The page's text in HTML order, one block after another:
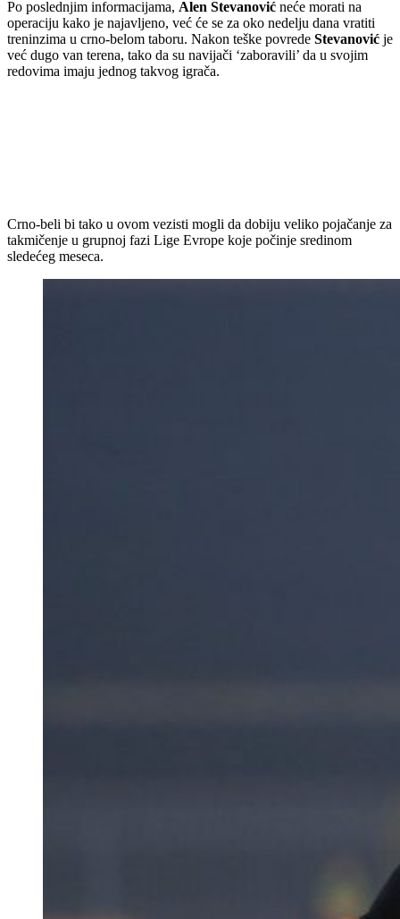
Po poslednjim informacijama, Alen Stevanović neće morati na
operaciju kako je najavljeno, već će se za oko nedelju dana vratiti
treninzima u crno-belom taboru. Nakon teške povrede Stevanović je
već dugo van terena, tako da su navijači ‘zaboravili’ da u svojim
redovima imaju jednog takvog igrača.
Crno-beli bi tako u ovom vezisti mogli da dobiju veliko pojačanje za
takmičenje u grupnoj fazi Lige Evrope koje počinje sredinom
sledećeg meseca.